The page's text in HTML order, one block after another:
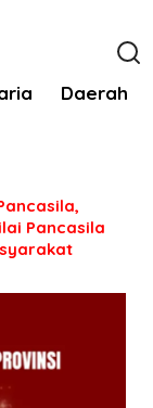
Daerah
Pancasila